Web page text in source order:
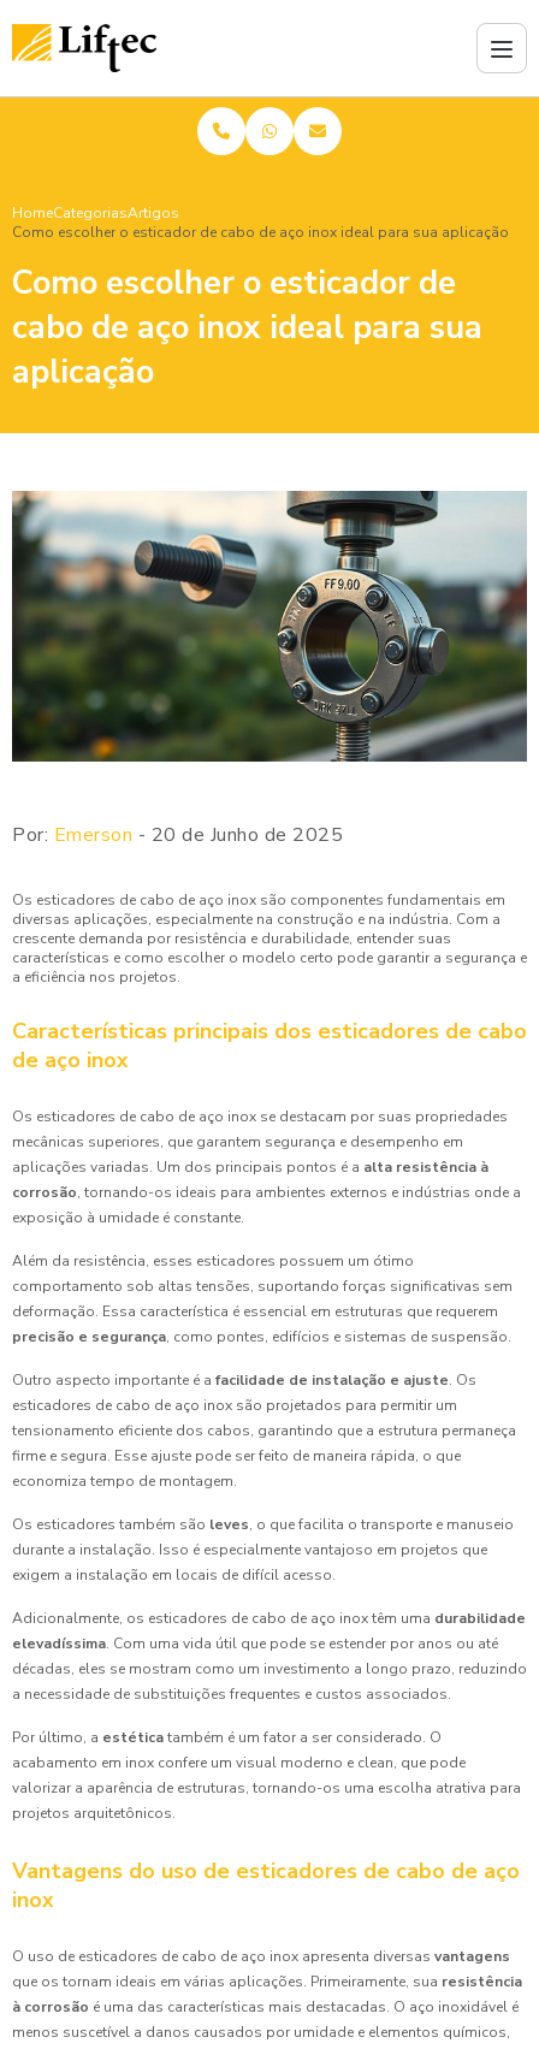
HomeCategoriasArtigos
Como escolher o esticador de cabo de aço inox ideal para sua aplicação
Como escolher o esticador de
cabo de aço inox ideal para sua
aplicação
Por: Emerson - 20 de Junho de 2025
Os esticadores de cabo de aço inox são componentes fundamentais em
diversas aplicações, especialmente na construção e na indústria. Com a
crescente demanda por resistência e durabilidade, entender suas
características e como escolher o modelo certo pode garantir a segurança e
a eficiência nos projetos.
Características principais dos esticadores de cabo
de aço inox
Os esticadores de cabo de aço inox se destacam por suas propriedades
mecânicas superiores, que garantem segurança e desempenho em
aplicações variadas. Um dos principais pontos é a alta resistência à
corrosão, tornando-os ideais para ambientes externos e indústrias onde a
exposição à umidade é constante.
Além da resistência, esses esticadores possuem um ótimo
comportamento sob altas tensões, suportando forças significativas sem
deformação. Essa característica é essencial em estruturas que requerem
precisão e segurança, como pontes, edifícios e sistemas de suspensão.
Outro aspecto importante é a facilidade de instalação e ajuste. Os
esticadores de cabo de aço inox são projetados para permitir um
tensionamento eficiente dos cabos, garantindo que a estrutura permaneça
firme e segura. Esse ajuste pode ser feito de maneira rápida, o que
economiza tempo de montagem.
Os esticadores também são leves, o que facilita o transporte e manuseio
durante a instalação. Isso é especialmente vantajoso em projetos que
exigem a instalação em locais de difícil acesso.
Adicionalmente, os esticadores de cabo de aço inox têm uma durabilidade
elevadíssima. Com uma vida útil que pode se estender por anos ou até
décadas, eles se mostram como um investimento a longo prazo, reduzindo
a necessidade de substituições frequentes e custos associados.
Por último, a estéticatambém é um fator a ser considerado. O
acabamento em inox confere um visual moderno e clean, que pode
valorizar a aparência de estruturas, tornando-os uma escolha atrativa para
projetos arquitetônicos.
Vantagens do uso de esticadores de cabo de aço
inox
O uso de esticadores de cabo de aço inox apresenta diversas vantagens
que os tornam ideais em várias aplicações. Primeiramente, sua resistência
à corrosão é uma das características mais destacadas. O aço inoxidável é
menos suscetível a danos causados por umidade e elementos químicos,